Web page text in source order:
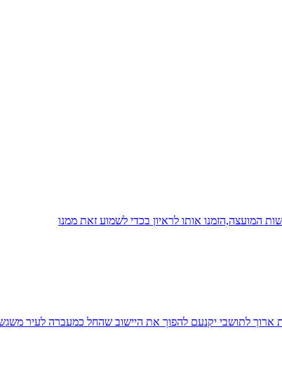
המועצה,הזמנו אותו לראיון בכדי לשמוע זאת ממנו
ארוך לתושבי יקנעם להפוך את היישוב שהחל כמעברה לעיר